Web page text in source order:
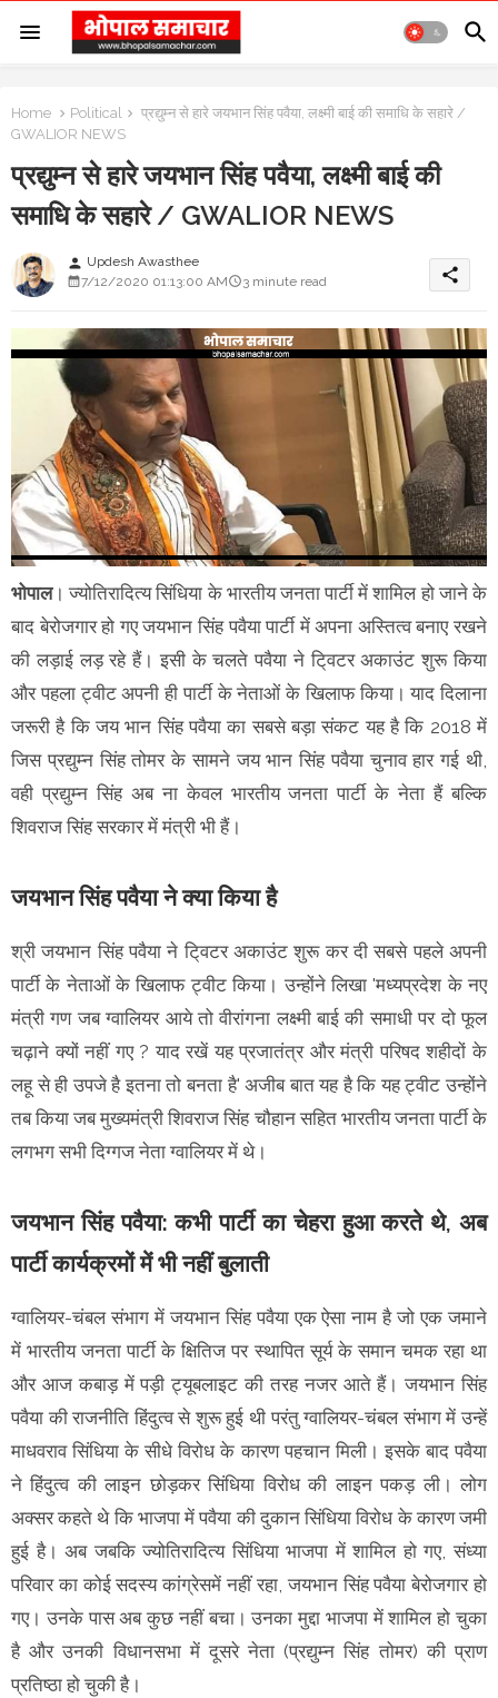
Home Political
प्रद्युम्न से हारे जयभान सिंह पवैया, लक्ष्मी बाई की समाधि के सहारे /
GWALIOR NEWS
प्रद्युम्न से हारे जयभान सिंह पवैया, लक्ष्मी बाई की
समाधि के सहारे / GWALIOR NEWS
person Updesh Awasthee
7/12/2020 01:13:00 AM
3 minute read share
भोपाल। ज्योतिरादित्य सिंधिया के भारतीय जनता पार्टी में शामिल हो जाने के
बाद बेरोजगार हो गए जयभान सिंह पवैया पार्टी में अपना अस्तित्व बनाए रखने
की लड़ाई लड़ रहे हैं। इसी के चलते पवैया ने टि्वटर अकाउंट शुरू किया
और पहला ट्वीट अपनी ही पार्टी के नेताओं के खिलाफ किया। याद दिलाना
जरूरी है कि जय भान सिंह पवैया का सबसे बड़ा संकट यह है कि 2018 में
जिस प्रद्युम्न सिंह तोमर के सामने जय भान सिंह पवैया चुनाव हार गई थी,
वही प्रद्युम्न सिंह अब ना केवल भारतीय जनता पार्टी के नेता हैं बल्कि
शिवराज सिंह सरकार में मंत्री भी हैं।
जयभान सिंह पवैया ने क्या किया है
श्री जयभान सिंह पवैया ने टि्वटर अकाउंट शुरू कर दी सबसे पहले अपनी
पार्टी के नेताओं के खिलाफ ट्वीट किया। उन्होंने लिखा 'मध्यप्रदेश के नए
मंत्री गण जब ग्वालियर आये तो वीरांगना लक्ष्मी बाई की समाधी पर दो फूल
चढ़ाने क्यों नहीं गए ? याद रखें यह प्रजातंत्र और मंत्री परिषद शहीदों के
लहू से ही उपजे है इतना तो बनता है' अजीब बात यह है कि यह ट्वीट उन्होंने
तब किया जब मुख्यमंत्री शिवराज सिंह चौहान सहित भारतीय जनता पार्टी के
लगभग सभी दिग्गज नेता ग्वालियर में थे।
जयभान सिंह पवैया: कभी पार्टी का चेहरा हुआ करते थे, अब
पार्टी कार्यक्रमों में भी नहीं बुलाती
ग्वालियर-चंबल संभाग में जयभान सिंह पवैया एक ऐसा नाम है जो एक जमाने
में भारतीय जनता पार्टी के क्षितिज पर स्थापित सूर्य के समान चमक रहा था
और आज कबाड़ में पड़ी ट्यूबलाइट की तरह नजर आते हैं। जयभान सिंह
पवैया की राजनीति हिंदुत्व से शुरू हुई थी परंतु ग्वालियर-चंबल संभाग में उन्हें
माधवराव सिंधिया के सीधे विरोध के कारण पहचान मिली। इसके बाद पवैया
ने हिंदुत्व की लाइन छोड़कर सिंधिया विरोध की लाइन पकड़ ली। लोग
अक्सर कहते थे कि भाजपा में पवैया की दुकान सिंधिया विरोध के कारण जमी
हुई है। अब जबकि ज्योतिरादित्य सिंधिया भाजपा में शामिल हो गए, संध्या
परिवार का कोई सदस्य कांग्रेसमें नहीं रहा, जयभान सिंह पवैया बेरोजगार हो
गए। उनके पास अब कुछ नहीं बचा। उनका मुद्दा भाजपा में शामिल हो चुका
है और उनकी विधानसभा में दूसरे नेता (प्रद्युम्न सिंह तोमर) की प्राण
प्रतिष्ठा हो चुकी है।